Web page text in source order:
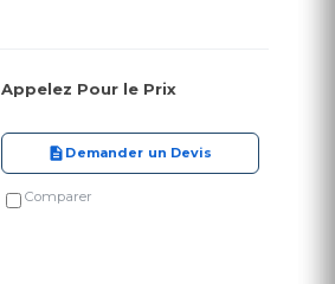
Appelez Pour le Prix
Demander un Devis
Comparer